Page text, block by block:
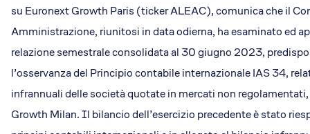
su Euronext Growth Paris (ticker ALEAC), comunica che il
Amministrazione, riunitosi in data odierna, ha esaminato ed
relazione semestrale consolidata al 30 giugno 2023,
l’osservanza del Principio contabile internazionale IAS 34,
infrannuali delle società quotate in mercati non
Growth Milan. Il bilancio dell’esercizio precedente è stato